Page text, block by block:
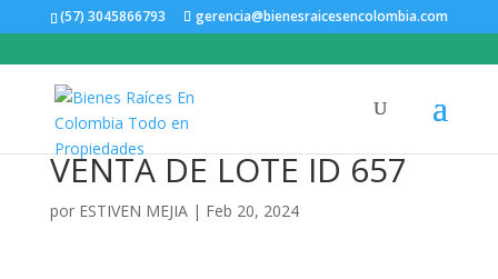
(57) 3045866793 gerencia@bienesraicesencolombia.com
VENTA DE LOTE ID 657
por ESTIVEN MEJIA| Feb 20, 2024